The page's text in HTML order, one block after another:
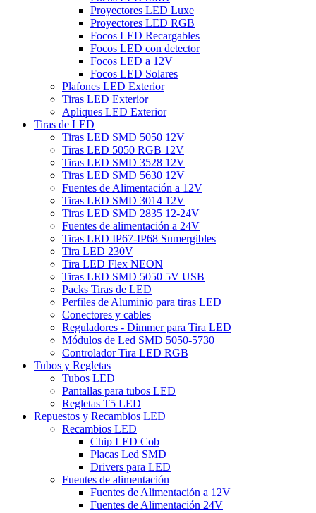
Proyectores LED Luxe
Proyectores LED RGB
Focos LED Recargables
Focos LED con detector
Focos LED a 12V
Focos LED Solares
Plafones LED Exterior
Tiras LED Exterior
Apliques LED Exterior
Tiras de LED
Tiras LED SMD 5050 12V
Tiras LED 5050 RGB 12V
Tiras LED SMD 3528 12V
Tiras LED SMD 5630 12V
Fuentes de Alimentación a 12V
Tiras LED SMD 3014 12V
Tiras LED SMD 2835 12-24V
Fuentes de alimentación a 24V
Tiras LED IP67-IP68 Sumergibles
Tira LED 230V
Tira LED Flex NEON
Tiras LED SMD 5050 5V USB
Packs Tiras de LED
Perfiles de Aluminio para tiras LED
Conectores y cables
Reguladores - Dimmer para Tira LED
Módulos de Led SMD 5050-5730
Controlador Tira LED RGB
Tubos y Regletas
Tubos LED
Pantallas para tubos LED
Regletas T5 LED
Repuestos y Recambios LED
Recambios LED
Chip LED Cob
Placas Led SMD
Drivers para LED
Fuentes de alimentación
Fuentes de Alimentación a 12V
Fuentes de Alimentación 24V